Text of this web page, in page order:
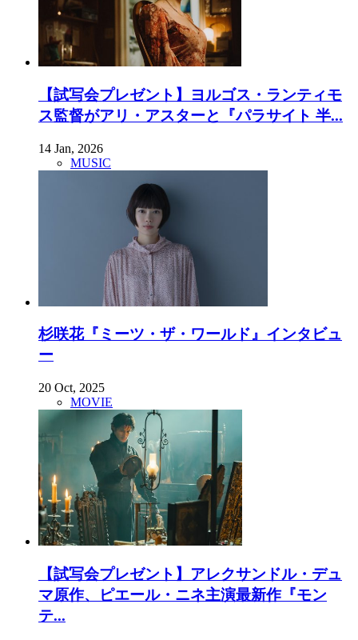
【試写会プレゼント】ヨルゴス・ランティモ
ス監督がアリ・アスターと『パラサイト 半...
14 Jan, 2026
MUSIC
杉咲花『ミーツ・ザ・ワールド』インタビュ
ー
20 Oct, 2025
MOVIE
【試写会プレゼント】アレクサンドル・デュ
マ原作、ピエール・ニネ主演最新作『モン
テ...